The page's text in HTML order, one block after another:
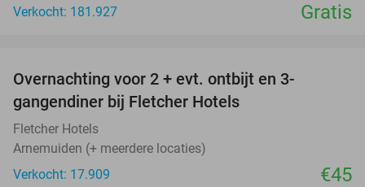
Verkocht: 181.927
Gratis
Overnachting voor 2 + evt. ontbijt en 3-
gangendiner bij Fletcher Hotels
Fletcher Hotels
Arnemuiden (+ meerdere locaties)
Verkocht: 17.909
€45